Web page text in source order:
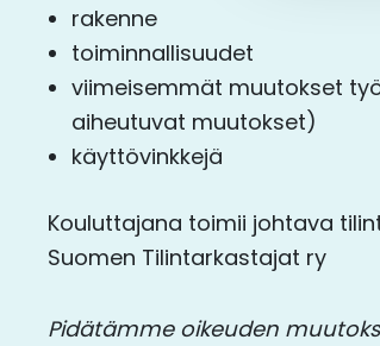
rakenne
toiminnallisuudet
viimeisemmät muutokset
aiheutuvat muutokset)
käyttövinkkejä
Kouluttajana toimii johtava
Suomen Tilintarkastajat ry
Pidätämme oikeuden